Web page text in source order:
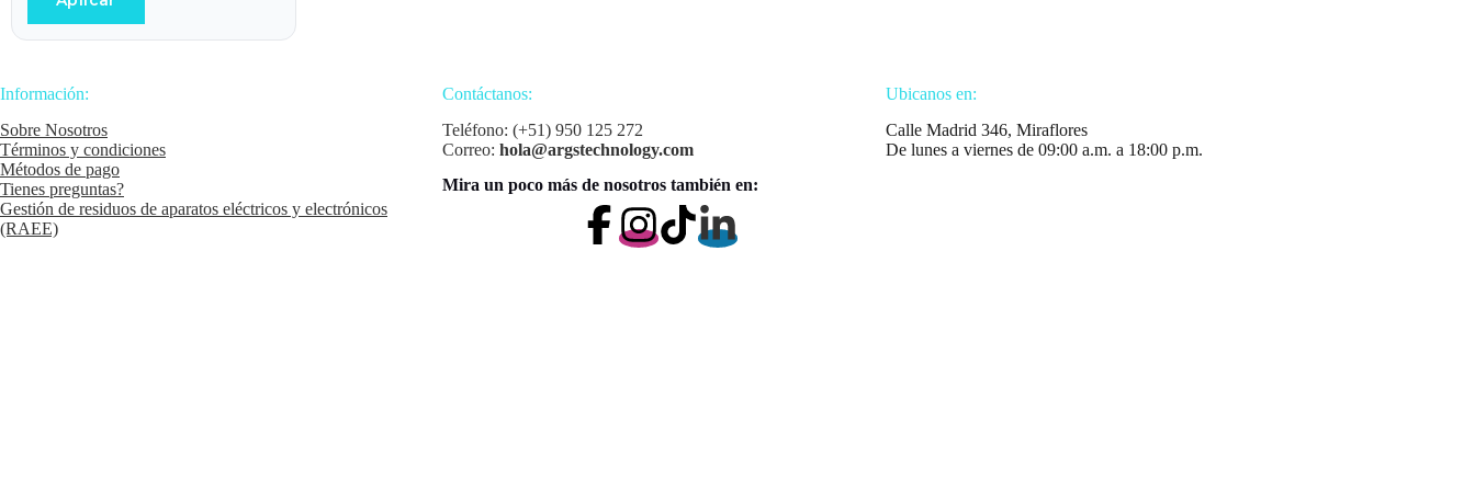
Información:
Sobre Nosotros
Términos y condiciones
Métodos de pago
Tienes preguntas?
Gestión de residuos de aparatos eléctricos y electrónicos
(RAEE)
Contáctanos:
Teléfono: (+51) 950 125 272
Correo:hola@argstechnology.com
Mira un poco más de nosotros también en:
Ubicanos en:
Calle Madrid 346, Miraflores
De lunes a viernes de 09:00 a.m. a 18:00 p.m.